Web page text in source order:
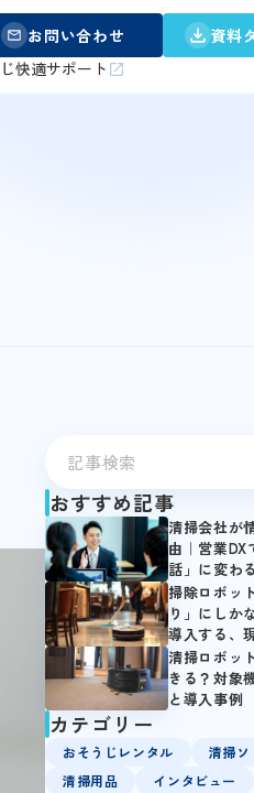
お問い合わせ
資料
快適サポート
おすすめ記事
清掃会社が
由｜営業DX
話」に変わる
掃除ロボッ
り」にしか
導入する、
清掃ロボッ
きる？対象
と導入事例
カテゴリー
おそうじレンタル
清掃ソ
清掃用品
インタビュー